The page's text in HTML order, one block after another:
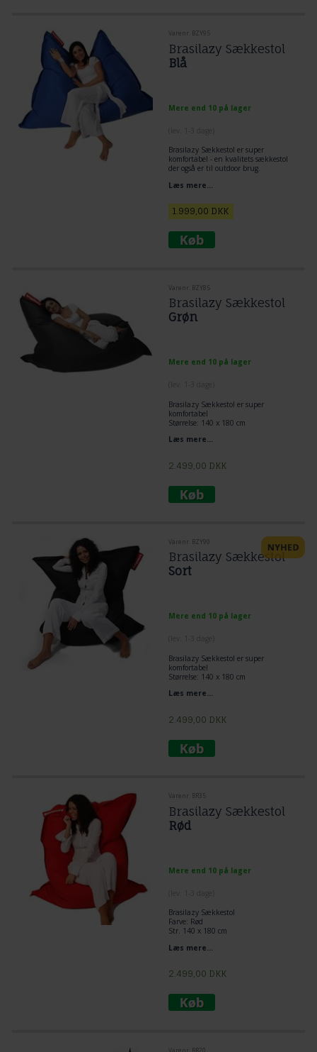
Varenr. BZY95
Brasilazy Sækkestol
Blå
Mere end 10 på lager
Brasilazy Sækkestol er super
komfortabel - en kvalitets sækkestol
der også er til outdoor brug.
Fyld: Ægte Krøyerkugler
Brasilazy er en ekstraordinær
superkvalitets sækkestol. Slidstærk,
Læs mere...
1.999,00 DKK
Varenr. BZY85
Brasilazy Sækkestol
Grøn
Mere end 10 på lager
Brasilazy Sækkestol er super
komfortabel
Størrelse: 140 x 180 cm
Farve: GRØN
Læs mere...
2.499,00 DKK
Varenr. BZY90
Brasilazy Sækkestol
Sort
Mere end 10 på lager
Brasilazy Sækkestol er super
komfortabel
Størrelse: 140 x 180 cm
Farve: Sort
SÆKKESTOL i KVALITET.
Læs mere...
2.499,00 DKK
Varenr. BR35
Brasilazy Sækkestol
Rød
Mere end 10 på lager
Brasilazy Sækkestol
Farve: Rød
Str. 140 x 180 cm
Læs mere...
2.499,00 DKK
Varenr. BR20